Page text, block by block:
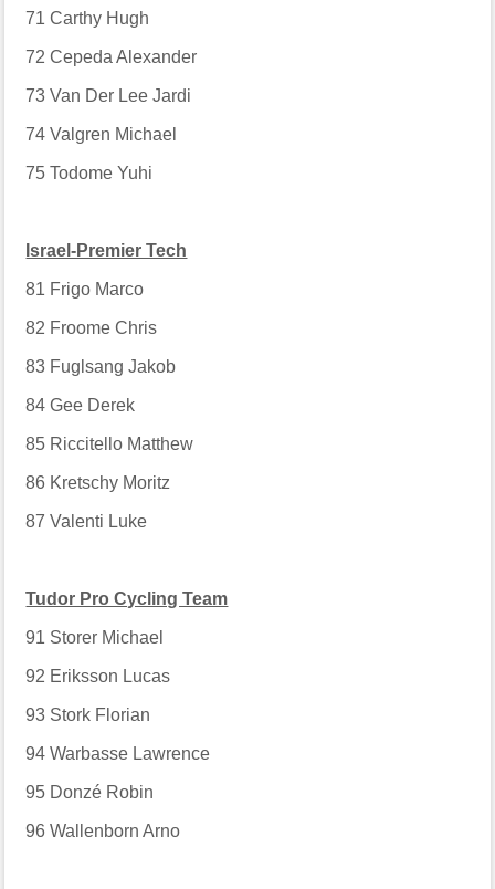
71 Carthy Hugh
72 Cepeda Alexander
73 Van Der Lee Jardi
74 Valgren Michael
75 Todome Yuhi
Israel-Premier Tech
81 Frigo Marco
82 Froome Chris
83 Fuglsang Jakob
84 Gee Derek
85 Riccitello Matthew
86 Kretschy Moritz
87 Valenti Luke
Tudor Pro Cycling Team
91 Storer Michael
92 Eriksson Lucas
93 Stork Florian
94 Warbasse Lawrence
95 Donzé Robin
96 Wallenborn Arno